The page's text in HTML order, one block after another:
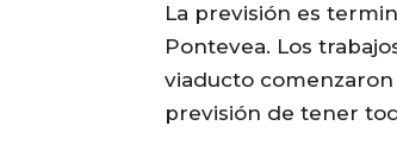
La previsión es
Pontevea. Los
viaducto comenzaron
previsión de tener